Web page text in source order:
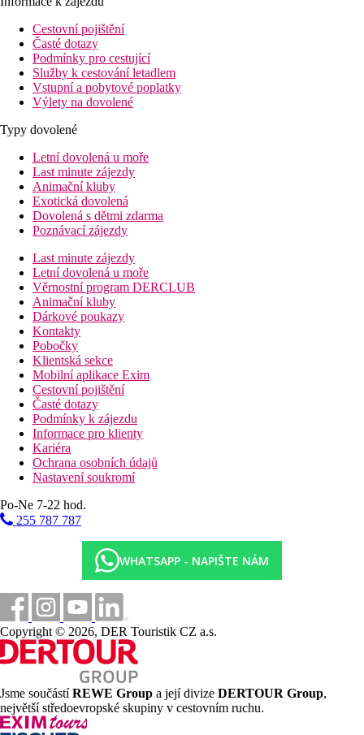
Cestovní pojištění
Časté dotazy
Podmínky pro cestující
Služby k cestování letadlem
Vstupní a pobytové poplatky
Výlety na dovolené
Typy dovolené
Letní dovolená u moře
Last minute zájezdy
Animační kluby
Exotická dovolená
Dovolená s dětmi zdarma
Poznávací zájezdy
Last minute zájezdy
Letní dovolená u moře
Věrnostní program DERCLUB
Animační kluby
Dárkové poukazy
Kontakty
Pobočky
Klientská sekce
Mobilní aplikace Exim
Cestovní pojištění
Časté dotazy
Podmínky k zájezdu
Informace pro klienty
Kariéra
Ochrana osobních údajů
Nastavení soukromí
Po-Ne 7-22 hod.
255 787 787
WHATSAPP - NAPIŠTE NÁM
Copyright © 2026, DER Touristik CZ a.s.
Jsme součástí REWE Group a její divize DERTOUR Group,
největší středoevropské skupiny v cestovním ruchu.